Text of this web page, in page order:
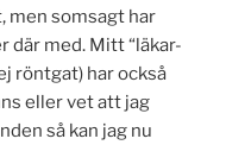
men somsagt har
där med. Mitt “läkar-
röntgat) har också
eller vet att jag
så kan jag nu